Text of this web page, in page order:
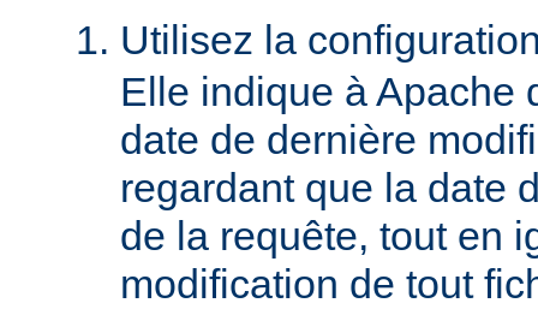
Utilisez la
Elle indique à Apache
date de dernière
regardant que la date
de la requête, tout en
modification de tout